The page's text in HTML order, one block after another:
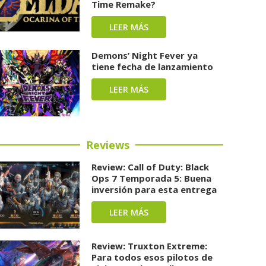
Time Remake?
LEER MÁS
Demons’ Night Fever ya
tiene fecha de lanzamiento
LEER MÁS
Reviews
Review: Call of Duty: Black
Ops 7 Temporada 5: Buena
inversión para esta entrega
LEER MÁS
Review: Truxton Extreme:
Para todos esos pilotos de